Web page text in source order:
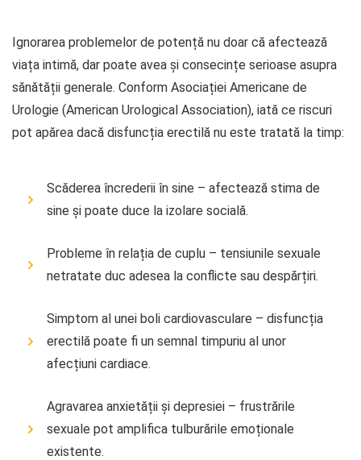
Ignorarea problemelor de potență nu doar că afectează
viața intimă, dar poate avea și consecințe serioase asupra
sănătății generale. Conform Asociației Americane de
Urologie (American Urological Association), iată ce riscuri
pot apărea dacă disfuncția erectilă nu este tratată la timp:
Scăderea încrederii în sine – afectează stima de
sine și poate duce la izolare socială.
Probleme în relația de cuplu – tensiunile sexuale
netratate duc adesea la conflicte sau despărțiri.
Simptom al unei boli cardiovasculare – disfuncția
erectilă poate fi un semnal timpuriu al unor
afecțiuni cardiace.
Agravarea anxietății și depresiei – frustrările
sexuale pot amplifica tulburările emoționale
existente.